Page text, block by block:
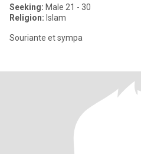
Seeking: Male 21 - 30
Religion: Islam
Souriante et sympa